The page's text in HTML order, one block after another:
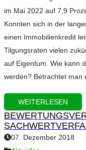
im Mai 2022 auf 7,9
Konnten sich in der
einen Immobilienkredit
Tilgungsraten vielen
auf Eigentum. Wie kann
werden? Betrachtet man
WEITERLESEN
07. Dezember 2018